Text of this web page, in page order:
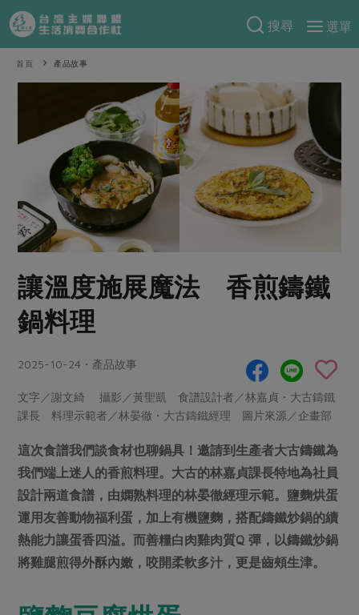
搜尋
選單
產品分類
當令水果
蕈菇類
辛香料類
奶蛋豆・五穀
蛋
豆製品 米麵雜糧
肉品・水產
畜產肉類
水畜加工品
調味醬料/南北貨 烘焙
休閒零嘴 沖泡飲品
保健食品
居家好物
美妝保養
食材
肉食
海鮮
常備菜
蔬食
蛋料理
料理方式
烘焙．點心
醬料
湯品．鍋物
漬物
涼拌沙拉
飲品
特別企畫
預購活動
把最好的台灣味帶回家！
防災用品預購圓滿結束
更多預購活動
合作25-精選產品第四彈
更多當季產品
議題活動
主婦聯盟X樂齡網特約優惠案
2024農業發展計畫年度報告
綠主張
觀點文章
主婦食堂
社內大小事 合作聯合國
產品故事
樂齡生活
廚房瑜伽
關注議題
減硝酸鹽 惜食
非基改運動 支持本土農糧
廢核運動 能源議題
減添加物 減塑減廢
公益金 食農教育
關於合作社
關於我們
合作社組織
產品檢驗
檢驗報告
硝酸鹽檢驗
社員權益
社務專區
首頁 產品故事
讓溫度施展魔法 香煎鑄鐵
鍋料理
2025-10-24・產品故事
文字／謝文綺 攝影／黃聖凱 食譜設計者／林嘉貞・大古鑄鐵
課長 料理示範者／林晏徹・大古鑄鐵經理 圖片來源／企畫部
這次食譜我們談食材也聊鍋具！邀請到生產者大古鑄鐵為
我們端上迷人的香煎料理。大古的林嘉貞課長特地為社員
設計兩道食譜，由嫻熟料理的林晏徹經理示範。鹽麴烘蛋
運用友善動物福利蛋，加上有機鹽麴，搭配鑄鐵炒鍋的續
熱能力讓蛋香四溢。而善糧白肉雞肉質Q 彈，以鑄鐵炒鍋
將雞腿煎得外酥內嫩，咬開柔軟多汁，更是齒頰生津。